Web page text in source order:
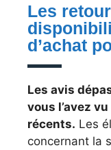
Les
d’achat
Les avis
vous l’avez
récents. Les
concernant la